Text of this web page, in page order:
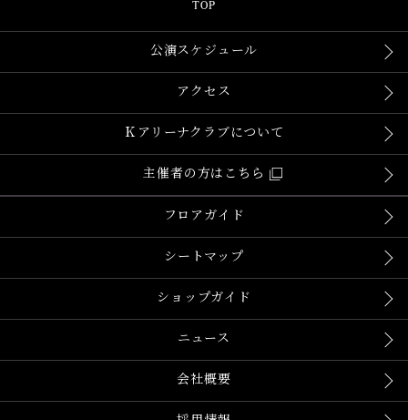
TOP
公演スケジュール
アクセス
Ｋアリーナクラブについて
主催者の方はこちら
フロアガイド
シートマップ
ショップガイド
ニュース
会社概要